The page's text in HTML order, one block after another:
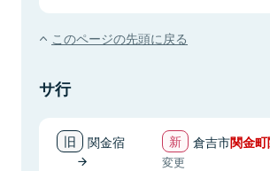
このページの先頭に戻る
サ行
関金宿 倉吉市関金
変更